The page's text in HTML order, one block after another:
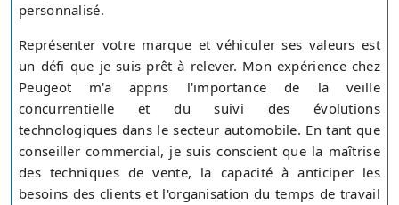
personnalisé.
Représenter votre marque et véhiculer ses valeurs est
un défi que je suis prêt à relever. Mon expérience chez
Peugeot m'a appris l'importance de la veille
concurrentielle et du suivi des évolutions
technologiques dans le secteur automobile. En tant que
conseiller commercial, je suis conscient que la maîtrise
des techniques de vente, la capacité à anticiper les
besoins des clients et l'organisation du temps de travail